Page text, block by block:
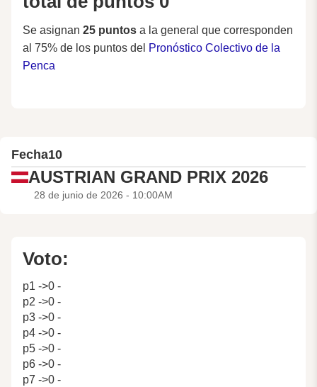
Se asignan 25 puntos a la general que corresponden
al 75% de los puntos del Pronóstico Colectivo de la
Penca
Fecha10
AUSTRIAN GRAND PRIX 2026
28 de junio de 2026 - 10:00AM
Voto:
p1 ->0 -
p2 ->0 -
p3 ->0 -
p4 ->0 -
p5 ->0 -
p6 ->0 -
p7 ->0 -